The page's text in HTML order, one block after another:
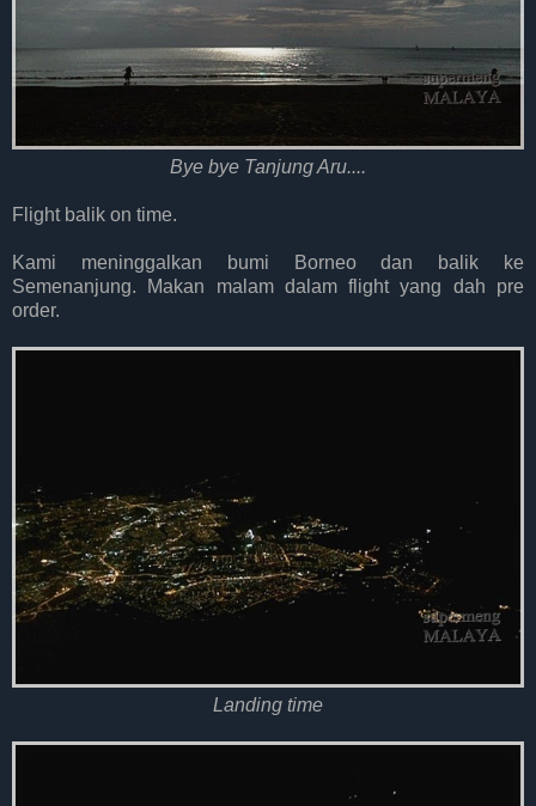
Bye bye Tanjung Aru....
Flight balik on time.
Kami meninggalkan bumi Borneo dan balik ke
Semenanjung. Makan malam dalam flight yang dah pre
order.
Landing time